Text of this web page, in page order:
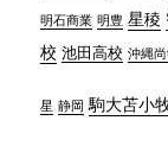
明石商業 明豊 星稜
校 池田高校 沖縄
星 静岡 駒大苫小